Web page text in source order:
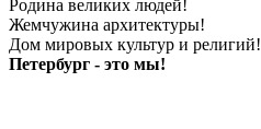
Родина великих людей!
Жемчужина архитектуры!
Дом мировых культур и религий!
Петербург - это мы!